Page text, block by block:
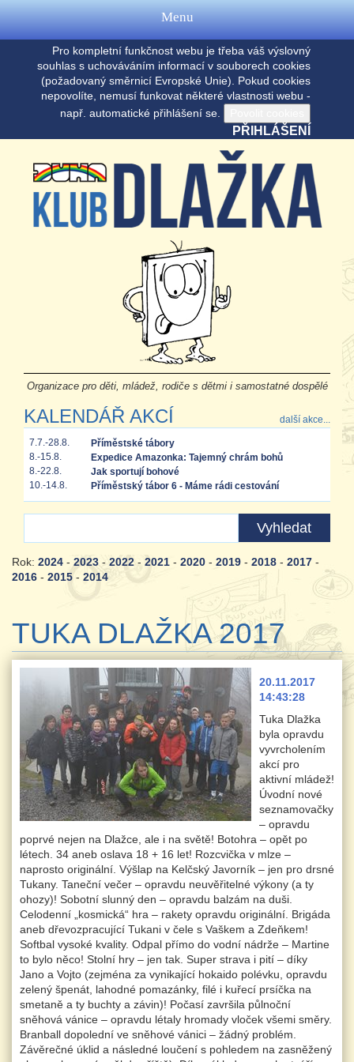
Pro kompletní funkčnost webu je třeba váš výslovný
souhlas s uchováváním informací v souborech cookies
(požadovaný směrnicí Evropské Unie). Pokud cookies
nepovolíte, nemusí funkovat některé vlastnosti webu -
např. automatické přihlášení se.
PŘIHLÁŠENÍ
Organizace pro děti, mládež, rodiče s dětmi i samostatné dospělé
KALENDÁŘ AKCÍ další akce...
7.7.-28.8.
Příměstské tábory
8.-15.8.
Expedice Amazonka: Tajemný chrám bohů
8.-22.8.
Jak sportují bohové
10.-14.8.
Příměstský tábor 6 - Máme rádi cestování
Rok: 2024 - 2023 - 2022 - 2021 - 2020 - 2019 - 2018 - 2017 -
2016 - 2015 - 2014
TUKA DLAŽKA 2017
20.11.2017
14:43:28
Tuka Dlažka
byla opravdu
vyvrcholením
akcí pro
aktivní mládež!
Úvodní nové
seznamovačky
– opravdu
poprvé nejen na Dlažce, ale i na světě! Botohra – opět po
létech. 34 aneb oslava 18 + 16 let! Rozcvička v mlze –
naprosto originální. Výšlap na Kelčský Javorník – jen pro drsné
Tukany. Taneční večer – opravdu neuvěřitelné výkony (a ty
ohozy)! Sobotní slunný den – opravdu balzám na duši.
Celodenní „kosmická“ hra – rakety opravdu originální. Brigáda
aneb dřevozpracující Tukani v čele s Vaškem a Zdeňkem!
Softbal vysoké kvality. Odpal přímo do vodní nádrže – Martine
to bylo něco! Stolní hry – jen tak. Super strava i pití – díky
Jano a Vojto (zejména za vynikající hokaido polévku, opravdu
zelený špenát, lahodné pomazánky, filé i kuřecí prsíčka na
smetaně a ty buchty a závin)! Počasí završila půlnoční
sněhová vánice – opravdu létaly hromady vloček všemi směry.
Branball dopolední ve sněhové vánici – žádný problém.
Závěrečné úklid a následné loučení s pohledem na zasněžený